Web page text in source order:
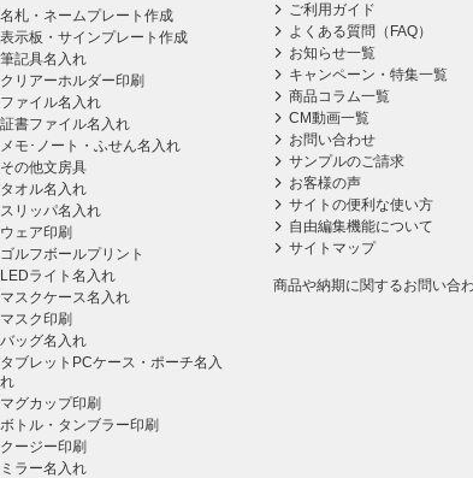
名札・ネームプレート作成
表示板・サインプレート作成
筆記具名入れ
クリアーホルダー印刷
ファイル名入れ
証書ファイル名入れ
メモ･ノート・ふせん名入れ
その他文房具
タオル名入れ
スリッパ名入れ
ウェア印刷
ゴルフボールプリント
LEDライト名入れ
マスクケース名入れ
マスク印刷
バッグ名入れ
タブレットPCケース・ポーチ名入
れ
マグカップ印刷
ボトル・タンブラー印刷
クージー印刷
ミラー名入れ
ご利用ガイド
よくある質問（FAQ）
お知らせ一覧
キャンペーン・特集一覧
商品コラム一覧
CM動画一覧
お問い合わせ
サンプルのご請求
お客様の声
サイトの便利な使い方
自由編集機能について
サイトマップ
商品や納期に関するお問い合